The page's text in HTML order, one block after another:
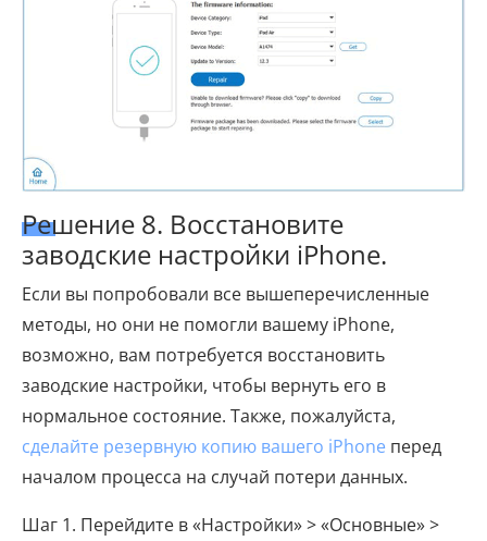
Решение 8. Восстановите
заводские настройки iPhone.
Если вы попробовали все вышеперечисленные
методы, но они не помогли вашему iPhone,
возможно, вам потребуется восстановить
заводские настройки, чтобы вернуть его в
нормальное состояние. Также, пожалуйста,
сделайте резервную копию вашего iPhone перед
началом процесса на случай потери данных.
Шаг 1. Перейдите в «Настройки» > «Основные» >